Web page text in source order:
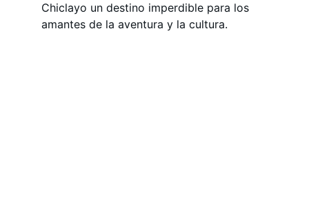
Chiclayo un destino imperdible para los
amantes de la aventura y la cultura.